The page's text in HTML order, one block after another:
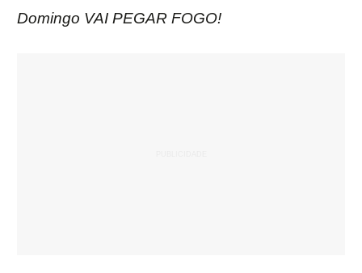
Domingo VAI PEGAR FOGO!